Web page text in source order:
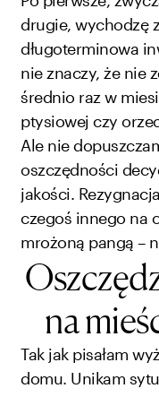
drugie, wychodzę
długoterminowa
nie znaczy, że nie
średnio raz w
ptysiowej czy
Ale nie
oszczędności
jakości.
czegoś innego na
mrożoną pangą –
na
Tak jak pisałam
domu. Unikam